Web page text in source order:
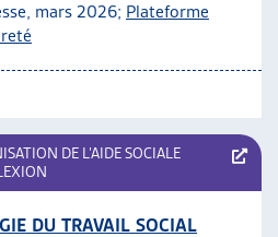
mars 2026; Plateforme
DE L’AIDE SOCIALE
DU TRAVAIL SOCIAL